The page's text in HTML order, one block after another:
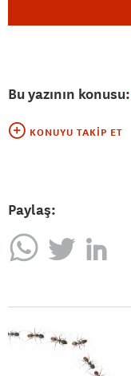
Bu yazının konusu:
KONUYU TAKIP ET
Paylaş: